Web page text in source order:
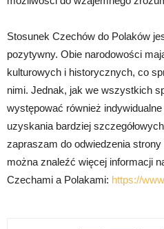
Stosunek Czechów do Polaków
pozytywny. Obie narodowości
kulturowych i historycznych, co
nimi. Jednak, jak we wszystkich
występować również
uzyskania bardziej
zapraszam do odwiedzenia
można znaleźć więcej informacji
Czechami a Polakami: https://